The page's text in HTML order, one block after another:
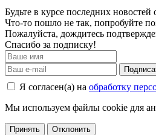
Будьте в курсе последних
Что-то пошло не так, попробуйте
Пожалуйста, дождитесь
Спасибо за подписку!
Я согласен(а) на обработку
Мы используем файлы cookie для
Принять Отклонить